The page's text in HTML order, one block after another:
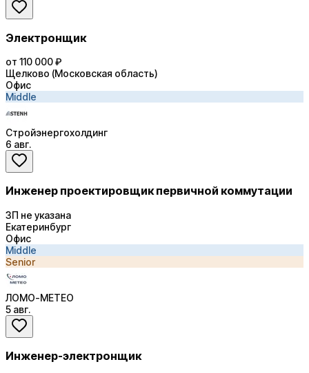
Электронщик
от 110 000 ₽
Щелково (Московская область)
Офис
Middle
Стройэнергохолдинг
6 авг.
Инженер проектировщик первичной коммутации
ЗП не указана
Екатеринбург
Офис
Middle
Senior
ЛОМО-МЕТЕО
5 авг.
Инженер-электронщик